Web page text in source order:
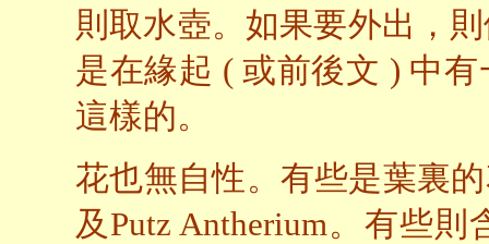
則取水壺。如果要外出，
是在緣起 ( 或前後文 ) 中
這樣的。
花也無自性。有些是葉裏
及Putz Antherium。有些